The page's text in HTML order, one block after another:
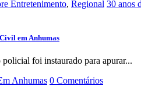
Entretenimento, Regional 30 anos
em Anhumas
foi instaurado para apurar...
Anhumas 0 Comentários